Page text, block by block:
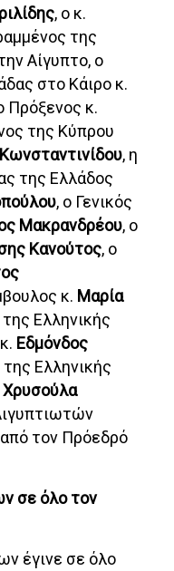
, ο κ.
της
Αίγυπτο, ο
στο Κάιρο κ.
Πρόξενος κ.
της Κύπρου
, η
της Ελλάδος
, ο Γενικός
Μακρανδρέου, ο
Κανούτος, ο
κ. Μαρία
Ελληνικής
Εδμόνδος
Ελληνικής
Χρυσούλα
τον Πρόεδρό
σε όλο τον
έγινε σε όλο